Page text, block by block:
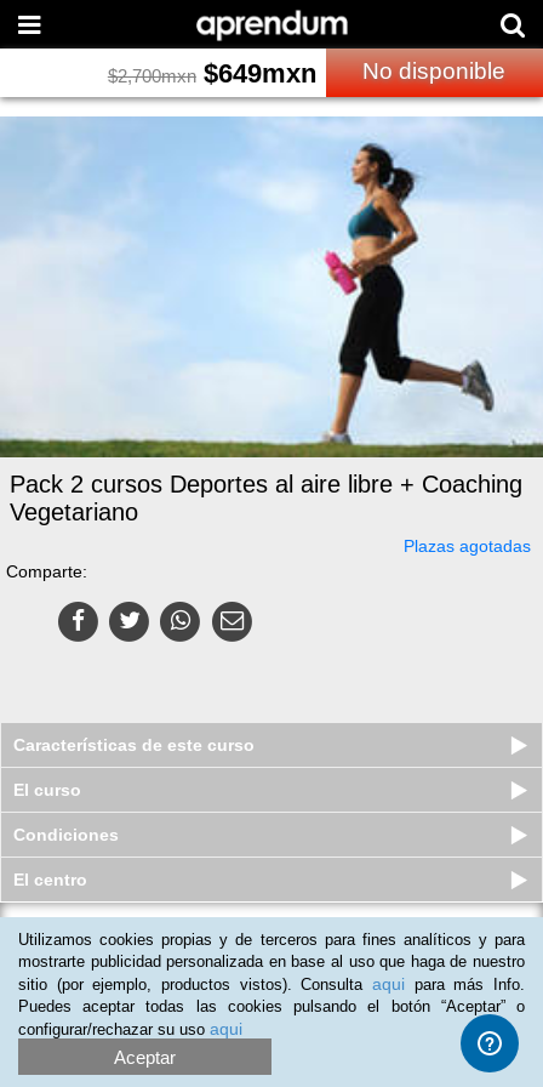
$2,700mxn $649mxn No disponible
Pack 2 cursos Deportes al aire libre + Coaching
Vegetariano
Plazas agotadas
Comparte:
Características de este curso
El curso
Condiciones
El centro
Curso en línea (Online) de Técnico
Especialista en Fitness y E...
Plazas agotadas
$ 1,750mxn $690mxn
Utilizamos cookies propias y de terceros para fines analíticos y para
mostrarte publicidad personalizada en base al uso que haga de nuestro
sitio (por ejemplo, productos vistos). Consulta aqui para más Info.
Puedes aceptar todas las cookies pulsando el botón “Aceptar” o
configurar/rechazar su uso aqui
Aceptar